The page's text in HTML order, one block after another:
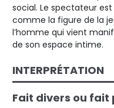
social. Le spectateur
comme la figure de la
l’homme qui vient
de son espace intime.
INTERPRÉTATION
Fait divers ou fait